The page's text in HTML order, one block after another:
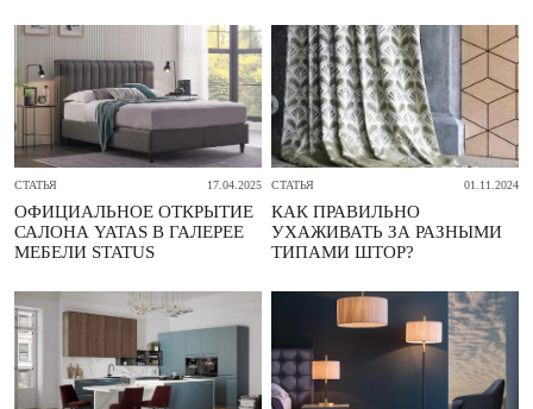
СТАТЬЯ 17.04.2025
ОФИЦИАЛЬНОЕ ОТКРЫТИЕ
САЛОНА YATAS В ГАЛЕРЕЕ
МЕБЕЛИ STATUS
СТАТЬЯ 01.11.2024
КАК ПРАВИЛЬНО
УХАЖИВАТЬ ЗА РАЗНЫМИ
ТИПАМИ ШТОР?